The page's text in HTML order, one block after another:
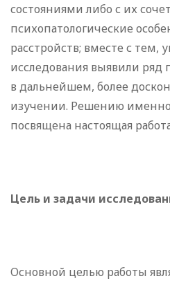
состояниями либо с их
психопатологические
расстройств; вместе с тем,
исследования выявили
в дальнейшем, более
изучении. Решению именно
посвящена настоящая
Цель и задачи
Основной целью работы